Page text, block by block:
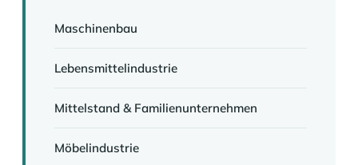
Maschinenbau
Lebensmittelindustrie
Mittelstand & Familienunternehmen
Möbelindustrie